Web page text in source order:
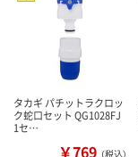
タカギ パチットラクロッ
ク蛇口セット QG1028FJ
1セ…
￥769 （税込）